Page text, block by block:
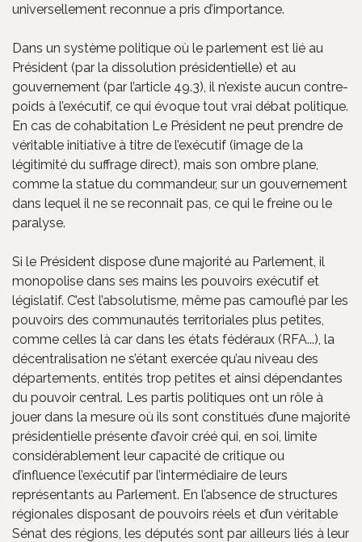
universellement reconnue a pris d’importance.
Dans un système politique où le parlement est lié au
Président (par la dissolution présidentielle) et au
gouvernement (par l’article 49.3), il n’existe aucun contre-
poids à l’exécutif, ce qui évoque tout vrai débat politique.
En cas de cohabitation Le Président ne peut prendre de
véritable initiative à titre de l’exécutif (image de la
légitimité du suffrage direct), mais son ombre plane,
comme la statue du commandeur, sur un gouvernement
dans lequel il ne se reconnait pas, ce qui le freine ou le
paralyse.
Si le Président dispose d’une majorité au Parlement, il
monopolise dans ses mains les pouvoirs exécutif et
législatif. C’est l’absolutisme, même pas camouflé par les
pouvoirs des communautés territoriales plus petites,
comme celles là car dans les états fédéraux (RFA...), la
décentralisation ne s’étant exercée qu’au niveau des
départements, entités trop petites et ainsi dépendantes
du pouvoir central. Les partis politiques ont un rôle à
jouer dans la mesure où ils sont constitués d’une majorité
présidentielle présente d’avoir créé qui, en soi, limite
considérablement leur capacité de critique ou
d’influence l’exécutif par l’intermédiaire de leurs
représentants au Parlement. En l’absence de structures
régionales disposant de pouvoirs réels et d’un véritable
Sénat des régions, les députés sont par ailleurs liés à leur